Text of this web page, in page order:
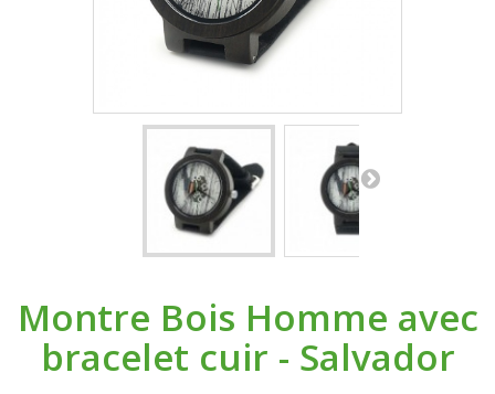
Montre Bois Homme avec
bracelet cuir - Salvador